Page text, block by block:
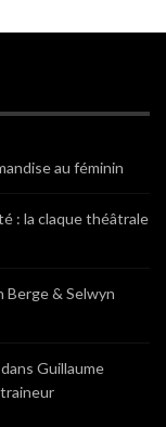
au féminin
: la claque théâtrale
Berge & Selwyn
Guillaume